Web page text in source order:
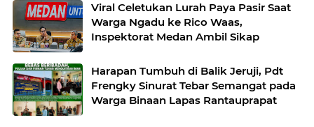
Viral Celetukan Lurah Paya Pasir Saat
Warga Ngadu ke Rico Waas,
Inspektorat Medan Ambil Sikap
Harapan Tumbuh di Balik Jeruji, Pdt
Frengky Sinurat Tebar Semangat pada
Warga Binaan Lapas Rantauprapat